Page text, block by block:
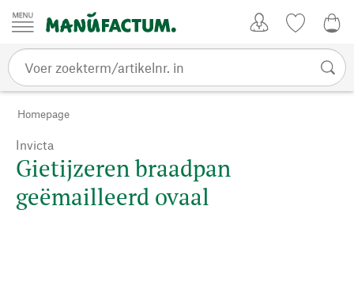
Passer au contenu
Homepage
Invicta
Gietijzeren braadpan
geëmailleerd ovaal